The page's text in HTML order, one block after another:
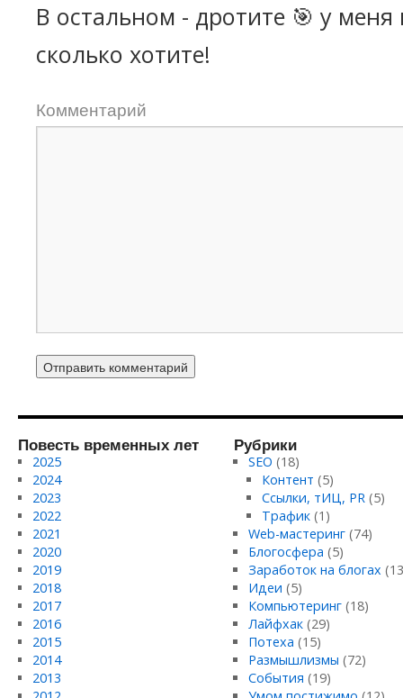
В остальном - дротите 🎯 у
сколько хотите!
Комментарий
Повесть временных лет
2025
2024
2023
2022
2021
2020
2019
2018
2017
2016
2015
2014
2013
Рубрики
SEO (18)
Контент (5)
Ссылки, тИЦ, PR (5)
Трафик (1)
Web-мастеринг(74)
Блогосфера (5)
Заработок на блогах
Идеи (5)
Компьютеринг(18)
Лайфхак(29)
Потеха (15)
Размышлизмы (72)
События (19)